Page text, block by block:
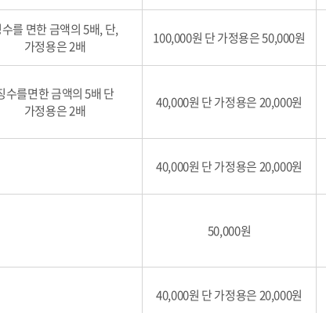
를 면한 금액의 5배, 단,
가정용은 2배
100,000원 단 가정용은 50,000원
수를면한 금액의 5배 단
가정용은 2배
40,000원 단 가정용은 20,000원
40,000원 단 가정용은 20,000원
50,000원
40,000원 단 가정용은 20,000원